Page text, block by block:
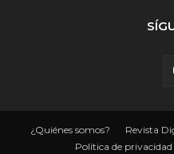
¿Quiénes somos? Revista
Política de privacidad